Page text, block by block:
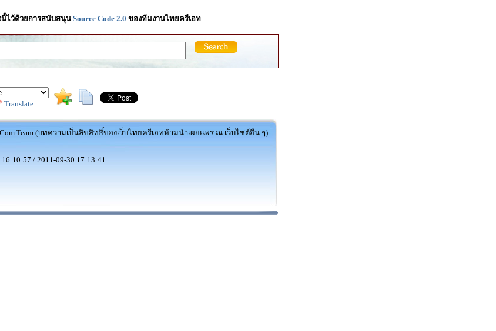
ไว้ด้วยการสนับสนุน Source Code 2.0 ของทีมงานไทยครีเอท
Translate
Team (บทความเป็นลิขสิทธิ์ของเว็บไทยครีเอทห้ามนำเผยแพร่ ณ เว็บไซต์อื่น ๆ)
/ 2011-09-30 17:13:41